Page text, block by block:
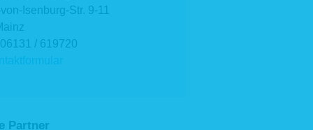
Isenburg-Str. 9-11
/ 619720
Partner